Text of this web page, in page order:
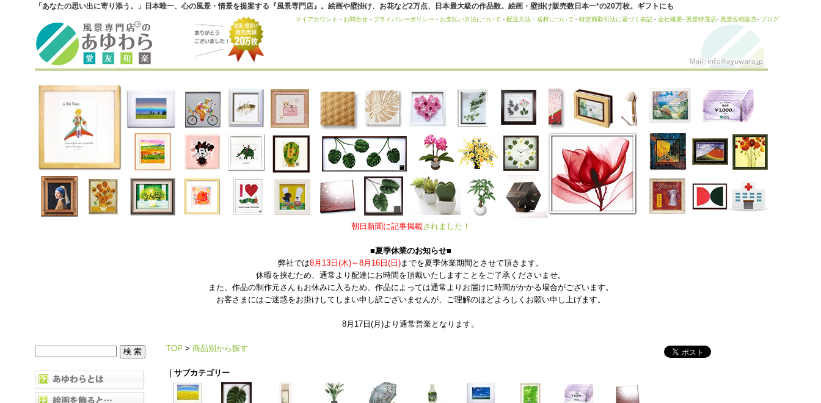
「あなたの思い出に寄り添う。」日本唯一、心の風景・情景を提案する『風景専門店』。絵画や壁掛け、お花など2万点、日本最大級の作品数。絵画・壁掛け販売数日本一*の20万枚。ギフトにも
マイアカウント - お問合せ - プライバシーポリシー - お支払い方法について - 配送方法・送料について - 特定商取引法に基づく表記 - 会社概要- 風景特選店- 風景投稿販売- ブログ
朝日新聞に記事掲載されました！
■夏季休業のお知らせ■
弊社では8月13日(木)～8月16日(日)までを夏季休業期間とさせて頂きます。
休暇を挟むため、通常より配達にお時間を頂戴いたしますことをご了承くださいませ。
また、作品の制作元さんもお休みに入るため、作品によっては通常よりお届けに時間がかかる場合がございます。
お客さまにはご迷惑をお掛けしてしまい申し訳ございませんが、ご理解のほどよろしくお願い申し上げます。
8月17日(月)より通常営業となります。
TOP > 商品別から探す
｜サブカテゴリー